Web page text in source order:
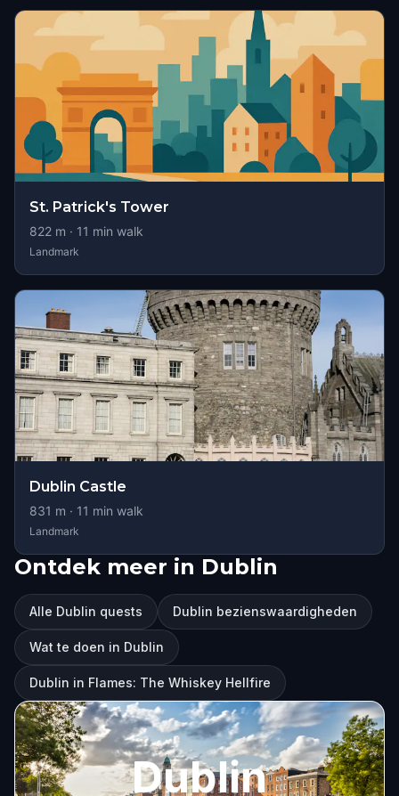
St. Patrick's Tower
822 m · 11 min walk
Landmark
Dublin Castle
831 m · 11 min walk
Landmark
Ontdek meer in Dublin
Alle Dublin quests Dublin bezienswaardigheden
Wat te doen in Dublin
Dublin in Flames: The Whiskey Hellfire
Dublin